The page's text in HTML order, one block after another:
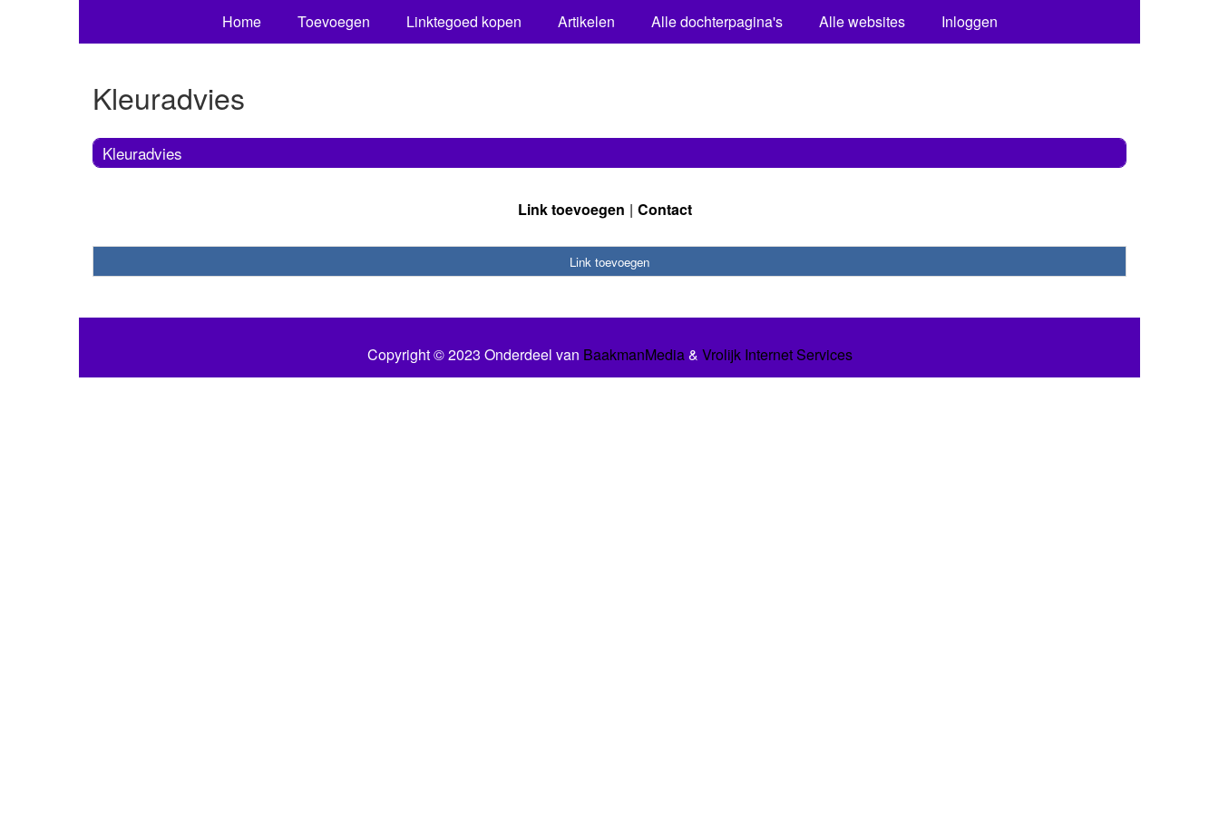
Home Toevoegen Linktegoed kopen Artikelen Alle dochterpagina's Alle websites Inloggen
Kleuradvies
Kleuradvies
Link toevoegen Contact
Link toevoegen
Copyright © 2023 Onderdeel van BaakmanMedia& Vrolijk Internet Services